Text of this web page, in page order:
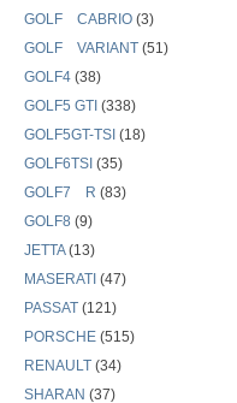
GOLF CABRIO (3)
GOLF VARIANT (51)
GOLF4 (38)
GOLF5 GTI (338)
GOLF5GT-TSI (18)
GOLF6TSI (35)
GOLF7 R (83)
GOLF8 (9)
JETTA(13)
MASERATI (47)
PASSAT (121)
PORSCHE (515)
RENAULT (34)
SHARAN (37)